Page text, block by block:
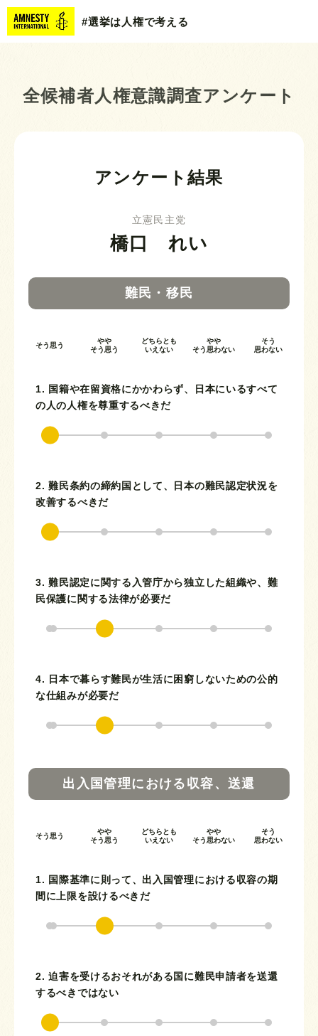
#選挙は人権で考える
全候補者人権意識調査アンケート
アンケート結果
立憲民主党
橋口 れい
難民・移民
そう思う
やや
そう思う
どちらとも
いえない
やや
そう思わない
そう
思わない
1. 国籍や在留資格にかかわらず、日本にいるすべて
の人の人権を尊重するべきだ
2. 難民条約の締約国として、日本の難民認定状況を
改善するべきだ
3. 難民認定に関する入管庁から独立した組織や、難
民保護に関する法律が必要だ
4. 日本で暮らす難民が生活に困窮しないための公的
な仕組みが必要だ
出入国管理における収容、送還
そう思う
やや
そう思う
どちらとも
いえない
やや
そう思わない
そう
思わない
1. 国際基準に則って、出入国管理における収容の期
間に上限を設けるべきだ
2. 迫害を受けるおそれがある国に難民申請者を送還
するべきではない